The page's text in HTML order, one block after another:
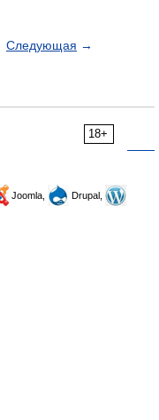
Следующая →
18+
Joomla,
Drupal,